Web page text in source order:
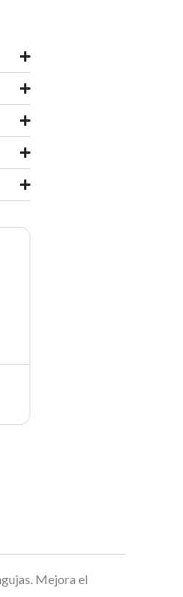
Mejora el